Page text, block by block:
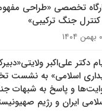
تخصصی «طراحی
جنگ ترکیبی»
دکتر علی‌اکبر
اسلامی» به نشست
ایران و رژیم